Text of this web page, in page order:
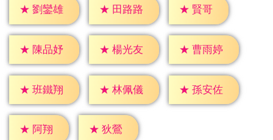
★ 劉鑾雄 ★ 田路路 ★ 賢哥
★ 陳品妤 ★ 楊光友 ★ 曹雨婷
★ 班鐵翔 ★ 林佩儀 ★ 孫安佐
★ 阿翔 ★ 狄鶯